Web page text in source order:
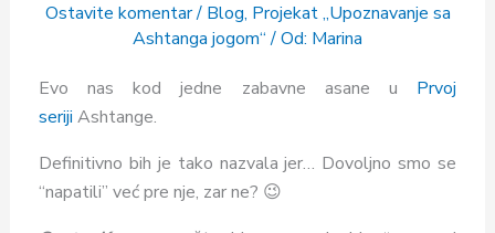
Ostavite komentar/ Blog, Projekat „Upoznavanje sa
Ashtanga jogom“/ Od: Marina
Evo nas kod jedne zabavne asaneu Prvoj
seriji Ashtange.
Definitivno bih je tako nazvala jer… Dovoljno smo se
“napatili” već pre nje, zar ne? 😉